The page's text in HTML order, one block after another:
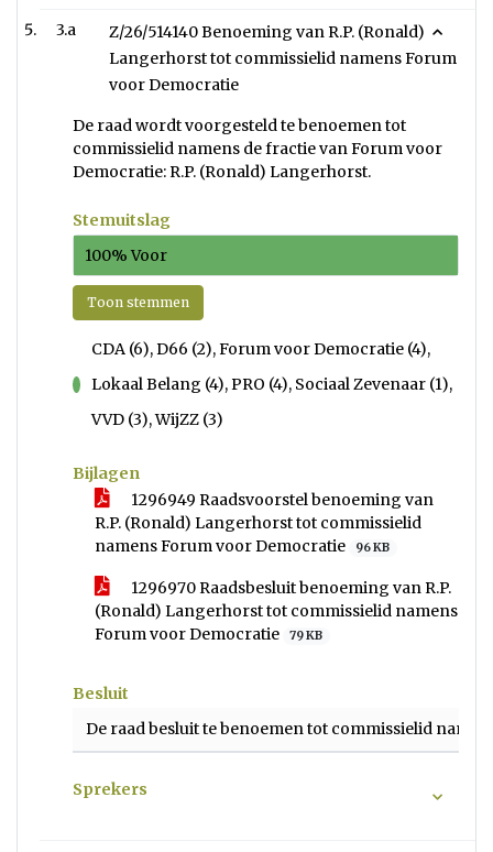
3.a
Z/26/514140 Benoeming van R.P. (Ronald)
Langerhorst tot commissielid namens Forum
voor Democratie
De raad wordt voorgesteld te benoemen tot
commissielid namens de fractie van Forum voor
Democratie: R.P. (Ronald) Langerhorst.
Stemuitslag
100% Voor
Toon stemmen
CDA (6), D66 (2), Forum voor Democratie (4),
Lokaal Belang (4), PRO (4), Sociaal Zevenaar (1),
VVD (3), WijZZ (3)
Bijlagen
1296949 Raadsvoorstel benoeming van
R.P. (Ronald) Langerhorst tot commissielid
namens Forum voor Democratie
96 KB
1296970 Raadsbesluit benoeming van R.P.
(Ronald) Langerhorst tot commissielid namens
Forum voor Democratie
79 KB
Besluit
De raad besluit te benoemen tot commissielid
Sprekers